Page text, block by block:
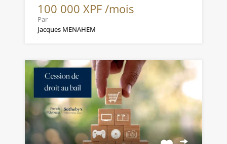
100 000 XPF /mois
Par
Jacques MENAHEM